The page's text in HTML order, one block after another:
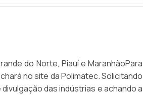
do Norte, Piauí e MaranhãoPara
no site da Polimatec. Solicitando
das indústrias e achando a